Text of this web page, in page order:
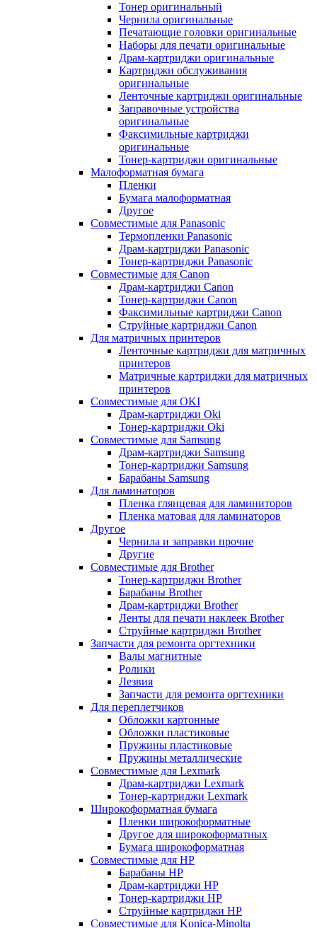
Тонер оригинальный
Чернила оригинальные
Печатающие головки оригинальные
Наборы для печати оригинальные
Драм-картриджи оригинальные
Картриджи обслуживания
оригинальные
Ленточные картриджи оригинальные
Заправочные устройства
оригинальные
Факсимильные картриджи
оригинальные
Тонер-картриджи оригинальные
Малоформатная бумага
Пленки
Бумага малоформатная
Другое
Совместимые для Panasonic
Термопленки Panasonic
Драм-картриджи Panasonic
Тонер-картриджи Panasonic
Совместимые для Canon
Драм-картриджи Canon
Тонер-картриджи Canon
Факсимильные картриджи Canon
Струйные картриджи Canon
Для матричных принтеров
Ленточные картриджи для матричных
принтеров
Матричные картриджи для матричных
принтеров
Совместимые для OKI
Драм-картриджи Oki
Тонер-картриджи Oki
Совместимые для Samsung
Драм-картриджи Samsung
Тонер-картриджи Samsung
Барабаны Samsung
Для ламинаторов
Пленка глянцевая для ламиниторов
Пленка матовая для ламинаторов
Другое
Чернила и заправки прочие
Другие
Совместимые для Brother
Тонер-картриджи Brother
Барабаны Brother
Драм-картриджи Brother
Ленты для печати наклеек Brother
Струйные картриджи Brother
Запчасти для ремонта оргтехники
Валы магнитные
Ролики
Лезвия
Запчасти для ремонта оргтехники
Для переплетчиков
Обложки картонные
Обложки пластиковые
Пружины пластиковые
Пружины металлические
Совместимые для Lexmark
Драм-картриджи Lexmark
Тонер-картриджи Lexmark
Широкоформатная бумага
Пленки широкоформатные
Другое для широкоформатных
Бумага широкоформатная
Совместимые для HP
Барабаны HP
Драм-картриджи HP
Тонер-картриджи HP
Струйные картриджи HP
Совместимые для Konica-Minolta